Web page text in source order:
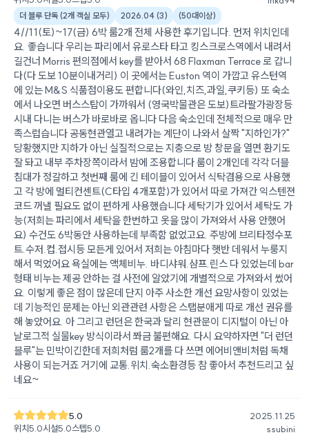
더 블루 단독 (2개 객실 모두) 2026.04 (3) (50대이상)
4//11(토)~17(금) 6박 룸2개 전체 사용한 후기입니다. 먼저 위치인데
요. 좋습니다 우리는 파리에서 유로스타 타고 킹스크로스역에서 내려서
길건너 Morris 편의점에서 key를 받아서 68 Flaxman Terrace 로 갑니
다(다 도보 10분이내거리) 이 곳에서는 Euston 역이 가깝고 유스턴역
에 있는 M&S 식품점이용도 편합니다(와인,치즈,과일,쿠키등) 또 숙소
에서 나오면 버스스탑이 가까워서 (영국박물관은 도보)트라팔가광장등
시내 다니는 버스가 바로바로 옵니다 다음 숙소인데 전체적으로 매우 만
족스럽습니다 공동현관열고 내려가는 계단이 나와서 살짝 "지하인가?"
당황했지만 지하가 아닌 실질적으로는 지충으로 방 창문을 열면 환기도
잘 돠고 내부 주차장쪽이라서 밤에 조용합니다 룸이 2개인데 각각 더블
침대가 정갈하고 첫번째 룸에 긴 테이블이 있어서 식탁겸용으로 사용했
고 각 방에 멀티컨센트(C타입 4개포함)가 있어서 따로 가져간 익스텐젼
코드 꺼낼 필요도 없이 편하게 사용했습니다 세탁기가 있어서 세탁도 가
능(저희는 파리에서 세탁을 한번하고 옷을 많이 가져와서 사용 안했어
요) 수건도 6박동안 사용하는데 부족함 없었고요. 주방에 브리타정수포
트.수저.컵.접시등 모든게 있어서 저희는 아침마다 햇반 데워서 누룽지
해서 먹었어요 욕실에는 액체비누. 바디샤워.샴프.린스 다 있었는데 bar
형태 비누는 제공 안하는 걸 사전에 알았기에 개별적으로 가져와서 썼어
요. 이렇게 좋은 점이 많은데 단지 아주 사소한 개선 요망사항이 있었는
데 기능적인 문제는 아닌 외관관련 사항은 스탭분애게 따로 개선 권유를
해 놓았어요. 아 그리고 런던은 한국과 달리 현관문이 디지털이 아닌 아
날로그적 실물key 방식이라서 쫘금 불편해요. 다시 요약하자면 "더 런던
블루"는 민박이긴한데 저희처럼 룸2개를 다 쓰면 에어비앤비처럼 독채
사용이 되는거죠 거기에 교통.위치.숙소환경등 참 좋아서 추천드리고 싶
네요~
5.0
위치5.0시설5.0스텝5.0
2025.11.25
ssubini